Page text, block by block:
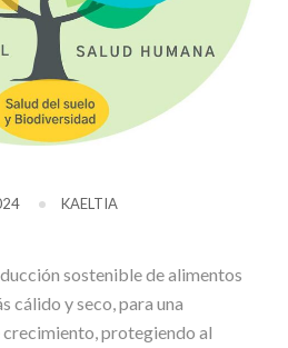
KAELTIA
sostenible de alimentos
cálido y seco, para una
protegiendo al